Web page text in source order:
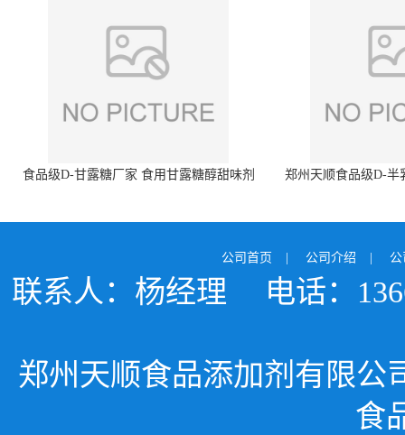
食品级D-甘露糖厂家 食用甘露糖醇甜味剂
郑州天顺食品级D-半
公司首页 | 公司介绍 |
联系人：杨经理 电话：
郑州天顺食品添加剂有限公
食